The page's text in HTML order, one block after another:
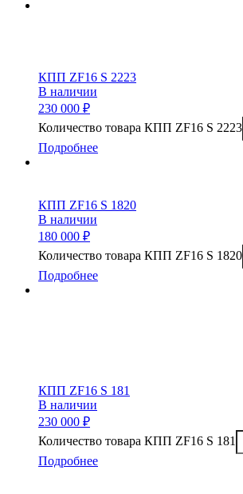
КПП ZF16 S 2223
В наличии
230 000 ₽
Количество товара КПП ZF16 S 2223
Подробнее
КПП ZF16 S 1820
В наличии
180 000 ₽
Количество товара КПП ZF16 S 1820
Подробнее
КПП ZF16 S 181
В наличии
230 000 ₽
Количество товара КПП ZF16 S 181
Подробнее